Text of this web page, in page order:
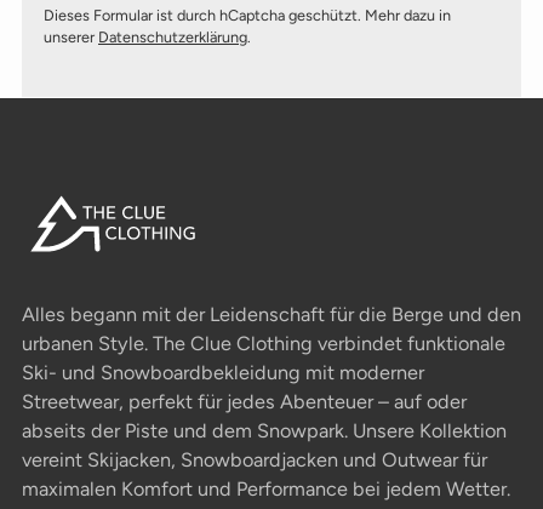
Dieses Formular ist durch hCaptcha geschützt. Mehr dazu in
unserer Datenschutzerklärung.
Alles begann mit der Leidenschaft für die Berge und den
urbanen Style. The Clue Clothing verbindet funktionale
Ski- und Snowboardbekleidung mit moderner
Streetwear, perfekt für jedes Abenteuer – auf oder
abseits der Piste und dem Snowpark. Unsere Kollektion
vereint Skijacken, Snowboardjacken und Outwear für
maximalen Komfort und Performance bei jedem Wetter.